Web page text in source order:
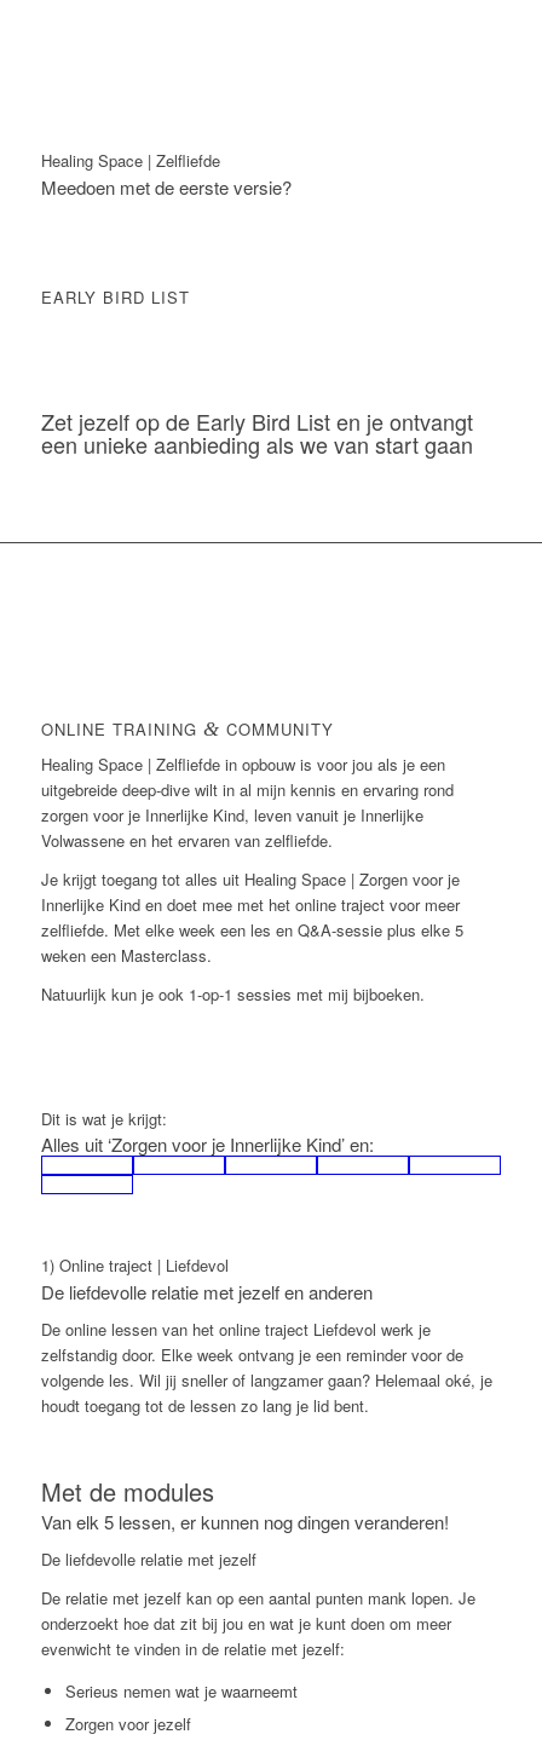
Healing Space | Zelfliefde
Meedoen met de eerste versie?
EARLY BIRD LIST
Zet jezelf op de Early Bird List en je ontvangt
een unieke aanbieding als we van start gaan
ONLINE TRAINING & COMMUNITY
Healing Space | Zelfliefde in opbouw is voor jou als je een
uitgebreide deep-dive wilt in al mijn kennis en ervaring rond
zorgen voor je Innerlijke Kind, leven vanuit je Innerlijke
Volwassene en het ervaren van zelfliefde.
Je krijgt toegang tot alles uit Healing Space | Zorgen voor je
Innerlijke Kind en doet mee met het online traject voor meer
zelfliefde. Met elke week een les en Q&A-sessie plus elke 5
weken een Masterclass.
Natuurlijk kun je ook 1-op-1 sessies met mij bijboeken.
Dit is wat je krijgt:
Alles uit ‘Zorgen voor je Innerlijke Kind’ en:
1) Online traject | Liefdevol
De liefdevolle relatie met jezelf en anderen
De online lessen van het online traject Liefdevol werk je
zelfstandig door. Elke week ontvang je een reminder voor de
volgende les. Wil jij sneller of langzamer gaan? Helemaal oké, je
houdt toegang tot de lessen zo lang je lid bent.
Met de modules
Van elk 5 lessen, er kunnen nog dingen veranderen!
De liefdevolle relatie met jezelf
De relatie met jezelf kan op een aantal punten mank lopen. Je
onderzoekt hoe dat zit bij jou en wat je kunt doen om meer
evenwicht te vinden in de relatie met jezelf:
Serieus nemen wat je waarneemt
Zorgen voor jezelf